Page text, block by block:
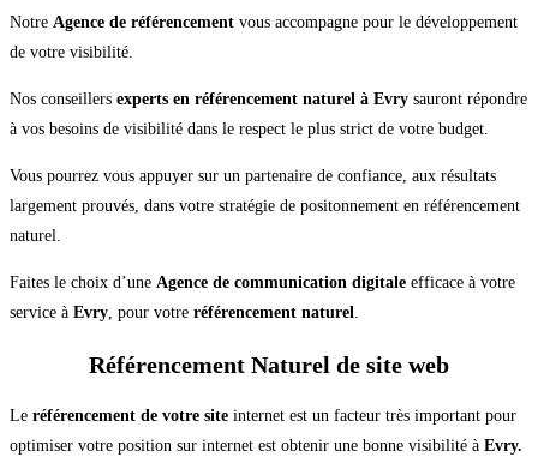
Notre Agence de référencement vous accompagne pour le développement
de votre visibilité.
Nos conseillers experts en référencement naturel à Evry sauront répondre
à vos besoins de visibilité dans le respect le plus strict de votre budget.
Vous pourrez vous appuyer sur un partenaire de confiance, aux résultats
largement prouvés, dans votre stratégie de positonnement en référencement
naturel.
Faites le choix d’une Agence de communication digitale efficace à votre
service à Evry, pour votre référencement naturel.
Référencement Naturel de site web
Le référencement de votre site internet est un facteur très important pour
optimiser votre position sur internet est obtenir une bonne visibilité à Evry.